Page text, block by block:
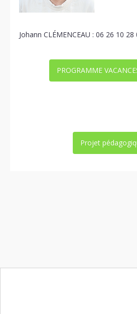
Johann CLÉMENCEAU : 06 26 10 28
PROGRAMME
Projet